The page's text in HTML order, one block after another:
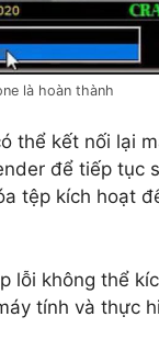
là hoàn thành
thể kết nối lại
để tiếp tục
tệp kích hoạt
lỗi không thể
tính và thực